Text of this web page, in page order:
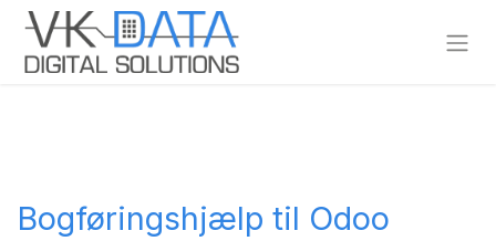
Skip to Content
Bogføringshjælp til Odoo